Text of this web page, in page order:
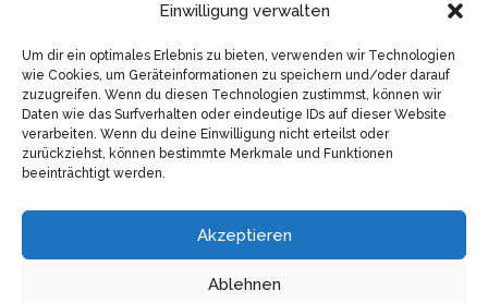
Einwilligung verwalten
Um dir ein optimales Erlebnis zu bieten, verwenden wir Technologien
wie Cookies, um Geräteinformationen zu speichern und/oder darauf
zuzugreifen. Wenn du diesen Technologien zustimmst, können wir
Daten wie das Surfverhalten oder eindeutige IDs auf dieser Website
verarbeiten. Wenn du deine Einwilligung nicht erteilst oder
zurückziehst, können bestimmte Merkmale und Funktionen
beeinträchtigt werden.
Akzeptieren
Ablehnen
Auslöschung
WEITER
Schwankung
Datenschutz